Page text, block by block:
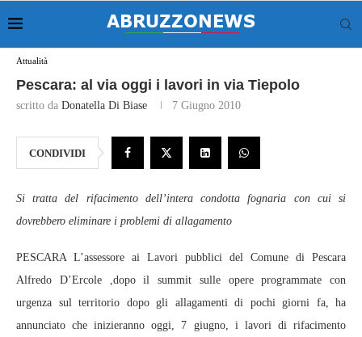
Attualità
Pescara: al via oggi i lavori in via Tiepolo
scritto da Donatella Di Biase 7 Giugno 2010
CONDIVIDI
Si tratta del rifacimento dell’intera condotta fognaria con cui si
dovrebbero eliminare i problemi di allagamento
PESCARA L’assessore ai Lavori pubblici del Comune di Pescara
Alfredo D’Ercole ,dopo il summit sulle opere programmate con
urgenza sul territorio dopo gli allagamenti di pochi giorni fa, ha
annunciato che inizieranno oggi, 7 giugno, i lavori di rifacimento